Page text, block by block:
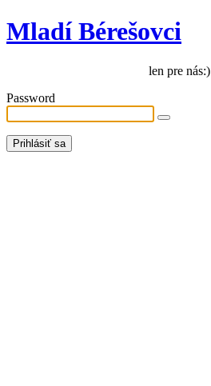
Mladí Bérešovci
len pre nás:)
Password